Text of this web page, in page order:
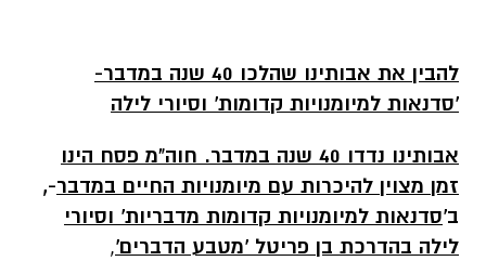
להבין את אבותינו שהלכו 40 שנה במדבר-
'סדנאות למיומנויות קדומות' וסיורי לילה
אבותינו נדדו 40 שנה במדבר. חוה"מ פסח הינו
זמן מצוין להיכרות עם מיומנויות החיים במדבר-,
ב'סדנאות למיומנויות קדומות מדבריות' וסיורי
לילה בהדרכת בן פריטל 'מטבע הדברים',